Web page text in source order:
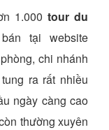
1.000 tour du
tại website
chi nhánh
ra rất nhiều
ngày càng cao
thường xuyên